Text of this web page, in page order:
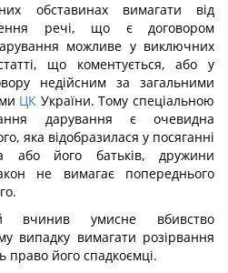
обставинах вимагати від
речі, що є договором
можливе у виключних
що коментується, або у
недійсним за загальними
ЦК України. Тому спеціальною
дарування є очевидна
яка відобразилася у посяганні
або його батьків, дружини
не вимагає попереднього
вчинив умисне вбивство
випадку вимагати розірвання
право його спадкоємці.